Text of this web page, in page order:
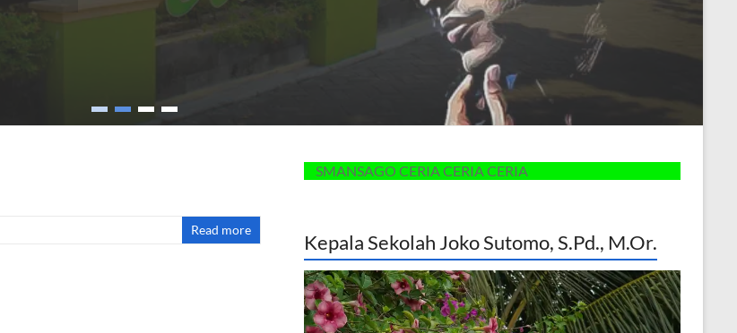
Read more
SMANSAGO CERIA CERIA CERIA
Kepala Sekolah Joko Sutomo, S.Pd., M.Or.